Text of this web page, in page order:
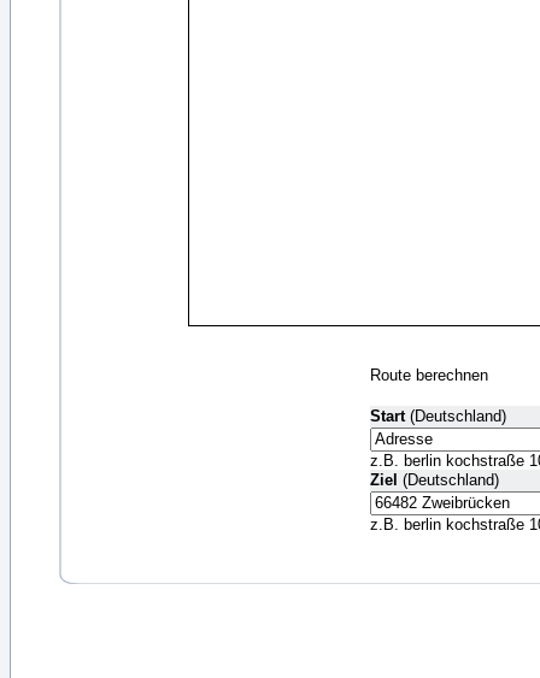
Route berechnen
Start(Deutschland)
z.B. berlin kochstraße
Ziel (Deutschland)
z.B. berlin kochstraße